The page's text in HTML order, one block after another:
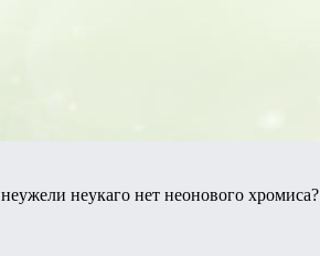
неужели неукаго нет неонового хромиса?